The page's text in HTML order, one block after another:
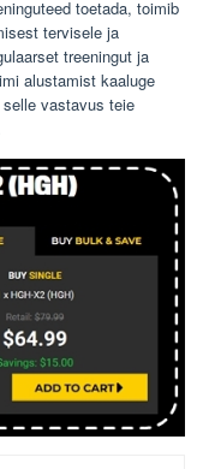
toetada, toimib
tervisele ja
treeningut ja
alustamist kaaluge
vastavus teie